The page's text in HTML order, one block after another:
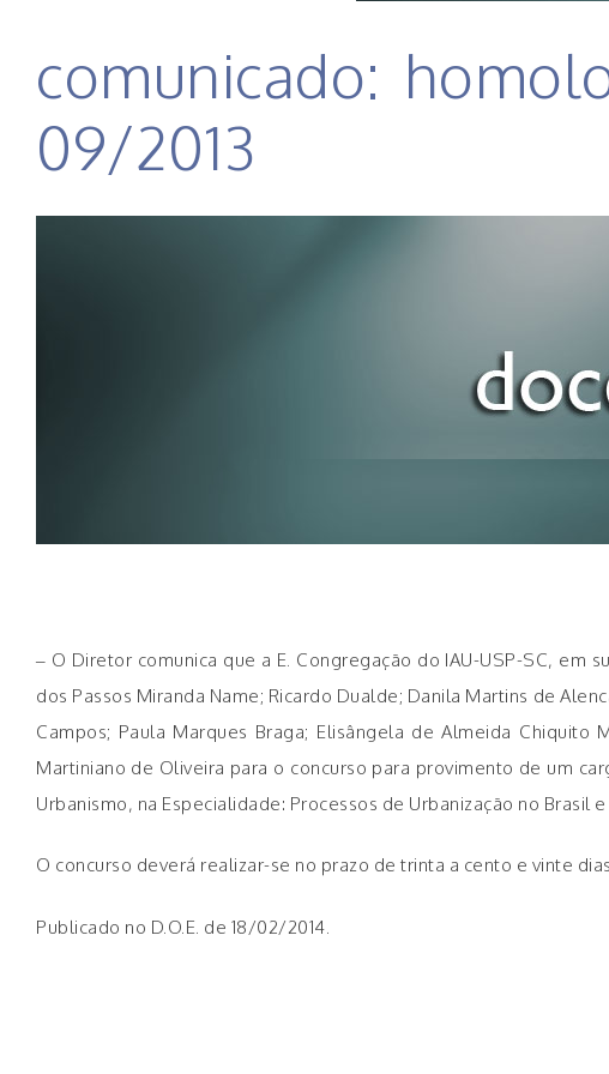
comunicado:
09/2013
– O Diretor comunica que a E. Congregação do IAU-USP-SC, em
dos Passos Miranda Name; Ricardo Dualde; Danila Martins de
Campos; Paula Marques Braga; Elisângela de Almeida Chiquito
Martiniano de Oliveira para o concurso para provimento de um
Urbanismo, na Especialidade: Processos de Urbanização no Brasil
O concurso deverá realizar-se no prazo de trinta a cento e vinte
Publicado no D.O.E. de 18/02/2014.